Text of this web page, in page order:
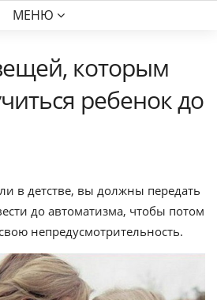
МЕНЮ
которым
ребенок до
в детстве, вы должны передать
до автоматизма, чтобы потом
непредусмотрительность.